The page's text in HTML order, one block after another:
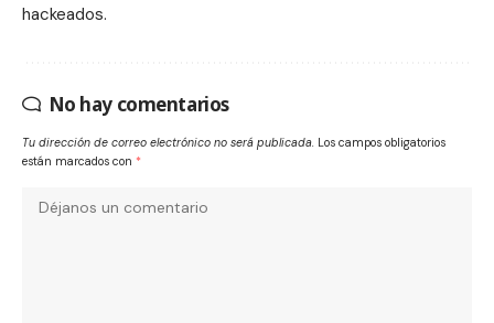
hackeados.
No hay comentarios
Tu dirección de correo electrónico no será publicada. Los campos obligatorios
están marcados con *